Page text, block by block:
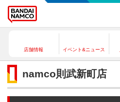
店舗情報 イベント&ニュース
namco則武新町店